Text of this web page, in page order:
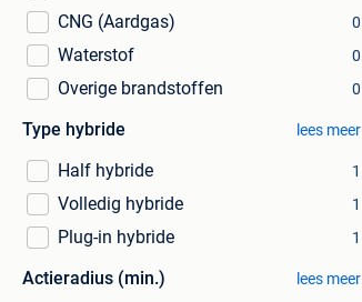
CNG (Aardgas) 0
Waterstof 0
Overige brandstoffen 0
Type hybride lees meer
Half hybride 1
Volledig hybride 1
Plug-in hybride 1
Actieradius (min.) lees meer